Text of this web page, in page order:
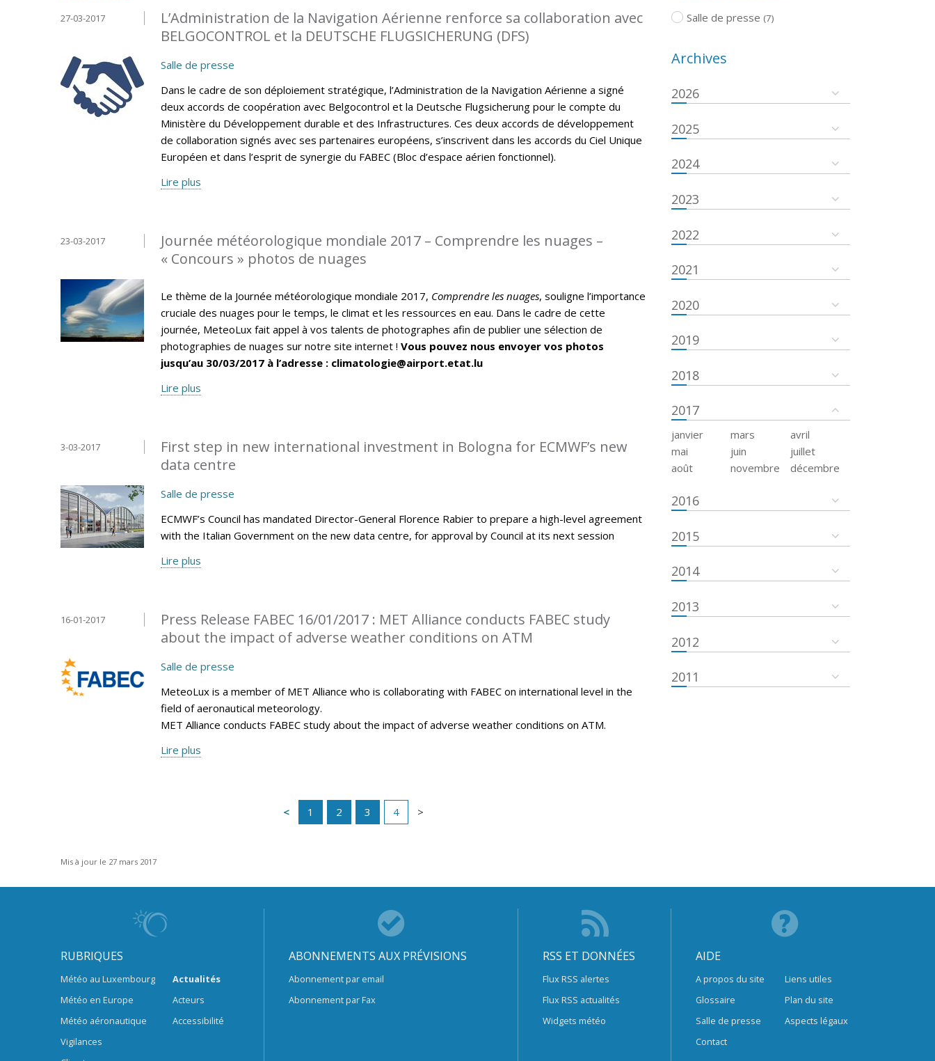
L’Administration de la Navigation Aérienne renforce sa collaboration avec
BELGOCONTROL et la DEUTSCHE FLUGSICHERUNG (DFS)
27-03-2017
Salle de presse
Dans le cadre de son déploiement stratégique, l’Administration de la Navigation Aérienne a signé
deux accords de coopération avec Belgocontrol et la Deutsche Flugsicherung pour le compte du
Ministère du Développement durable et des Infrastructures. Ces deux accords de développement
de collaboration signés avec ses partenaires européens, s’inscrivent dans les accords du Ciel Unique
Européen et dans l’esprit de synergie du FABEC (Bloc d’espace aérien fonctionnel).
Lire plus
Journée météorologique mondiale 2017 – Comprendre les nuages –
« Concours » photos de nuages
23-03-2017
Le thème de la Journée météorologique mondiale 2017, Comprendre les nuages, souligne l’importance
cruciale des nuages pour le temps, le climat et les ressources en eau. Dans le cadre de cette
journée, MeteoLux fait appel à vos talents de photographes afin de publier une sélection de
photographies de nuages sur notre site internet ! Vous pouvez nous envoyer vos photos
jusqu’au 30/03/2017 à l’adresse : climatologie@airport.etat.lu
Lire plus
First step in new international investment in Bologna for ECMWF’s new
data centre
3-03-2017
Salle de presse
ECMWF’s Council has mandated Director-General Florence Rabier to prepare a high-level agreement
with the Italian Government on the new data centre, for approval by Council at its next session
Lire plus
Press Release FABEC 16/01/2017 : MET Alliance conducts FABEC study
about the impact of adverse weather conditions on ATM
16-01-2017
Salle de presse
MeteoLux is a member of MET Alliance who is collaborating with FABEC on international level in the
field of aeronautical meteorology.
MET Alliance conducts FABEC study about the impact of adverse weather conditions on ATM.
Lire plus
1 2 3 4
Salle de presse (7)
Archives
2026
2025
2024
2023
2022
2021
2020
2019
2018
2017
janvier mars
avril
mai
juin
juillet
août
novembre décembre
2016
2015
2014
2013
2012
2011
Mis à jour le 27 mars 2017
RUBRIQUES
Météo au Luxembourg
Météo en Europe
Météo aéronautique
Vigilances
Actualités
Acteurs
Accessibilité
ABONNEMENTS AUX PRÉVISIONS
Abonnement par email
Abonnement par Fax
RSS ET DONNÉES
Flux RSS alertes
Flux RSS actualités
Widgets météo
AIDE
A propos du site
Glossaire
Salle de presse
Contact
Liens utiles
Plan du site
Aspects légaux